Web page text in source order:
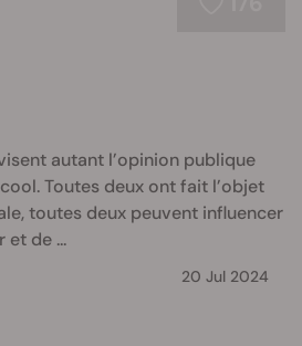
autant l’opinion publique
Toutes deux ont fait l’objet
toutes deux peuvent influencer
et de ...
20 Jul 2024